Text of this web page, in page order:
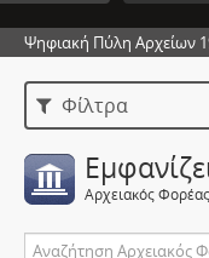
Ψηφιακή Πύλη Αρχείων
Φίλτρα
Αρχειακός Φορέας